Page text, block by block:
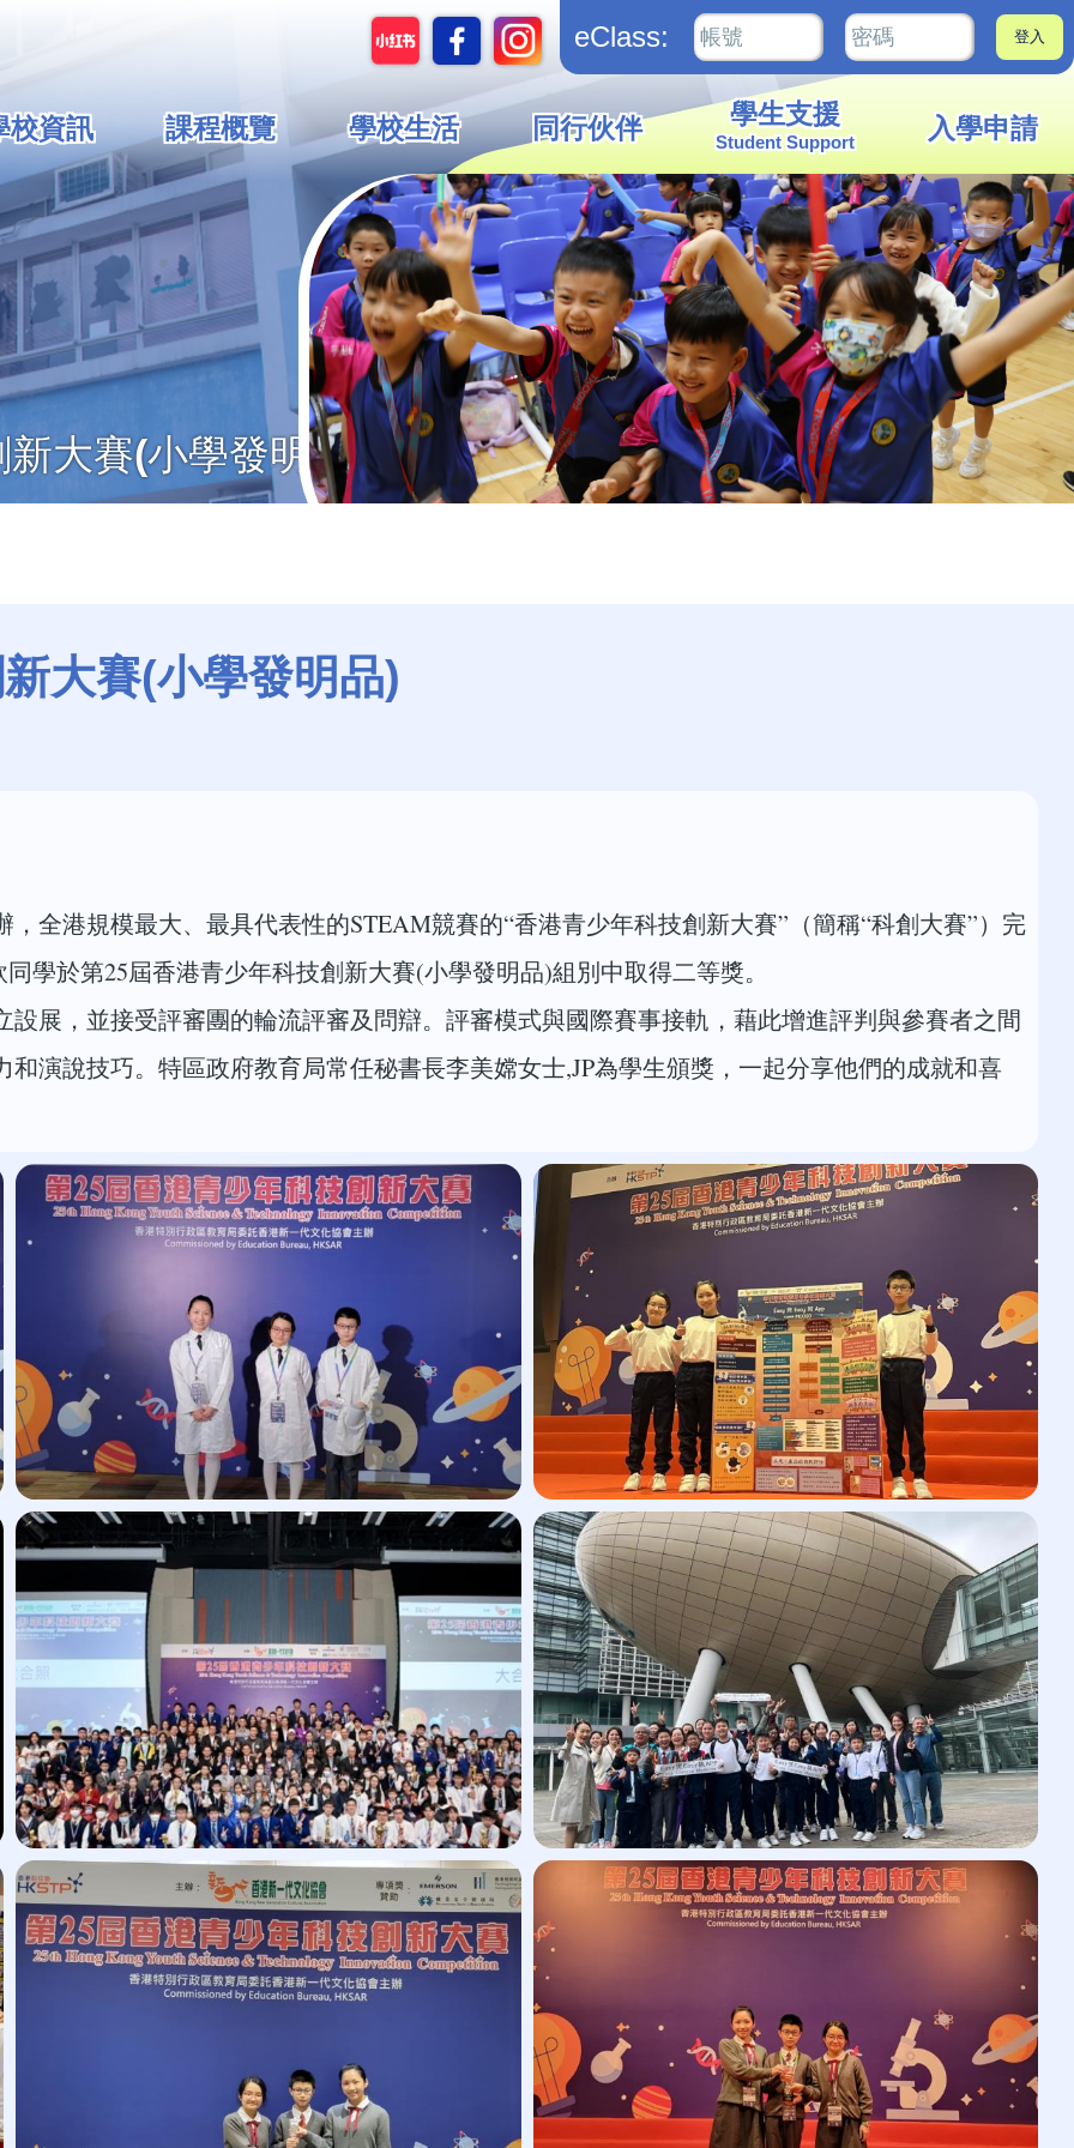
eClass:
校資訊 課程概覽 學校生活 同行伙伴 學生支援
Student Support 入學申請
大賽(小學發明品)
大賽(小學發明品)
全港規模最大、最具代表性的STEAM競賽的“香港青少年科技創新大賽”（簡稱“科創大賽”）完
學於第25屆香港青少年科技創新大賽(小學發明品)組別中取得二等獎。
展，並接受評審團的輪流評審及問辯。評審模式與國際賽事接軌，藉此增進評判與參賽者之間
演說技巧。特區政府教育局常任秘書長李美嫦女士,JP為學生頒獎，一起分享他們的成就和喜